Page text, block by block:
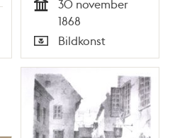
fackeltåg samlat
kring kungastoden.
Tecknadt af K. A.
Ekvall. Teckning i Ny
Illustrerad Tidning,
nr 50 den 12
december 1868
30 november
1868
Typ
Bildkonst